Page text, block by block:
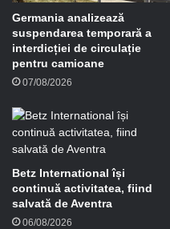
Germania analizează
suspendarea temporară a
interdicției de circulație
pentru camioane
07/08/2026
Betz International își
continuă activitatea, fiind
salvată de Aventra
06/08/2026